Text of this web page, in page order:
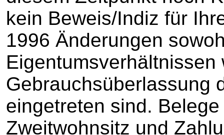
kein Beweis/Indiz für
1996 Änderungen
Eigentumsverhältnissen
Gebrauchsüberlassung
eingetreten sind.
Zweitwohnsitz und